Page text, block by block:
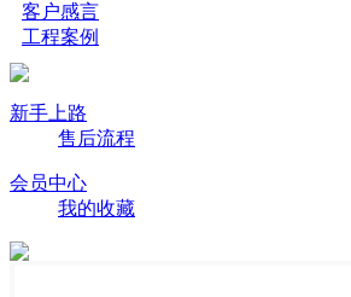
客户感言
工程案例
新手上路
售后流程
会员中心
我的收藏